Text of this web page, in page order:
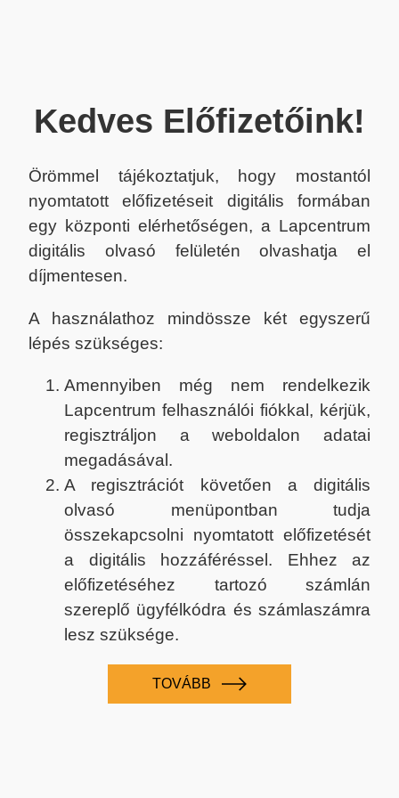
Kedves Előfizetőink!
Örömmel tájékoztatjuk, hogy mostantól
nyomtatott előfizetéseit digitális formában
egy központi elérhetőségen, a Lapcentrum
digitális olvasó felületén olvashatja el
díjmentesen.
A használathoz mindössze két egyszerű
lépés szükséges:
Amennyiben még nem rendelkezik
Lapcentrum felhasználói fiókkal, kérjük,
regisztráljon a weboldalon adatai
megadásával.
A regisztrációt követően a digitális
olvasó menüpontban tudja
összekapcsolni nyomtatott előfizetését
a digitális hozzáféréssel. Ehhez az
előfizetéséhez tartozó számlán
szereplő ügyfélkódra és számlaszámra
lesz szüksége.
TOVÁBB